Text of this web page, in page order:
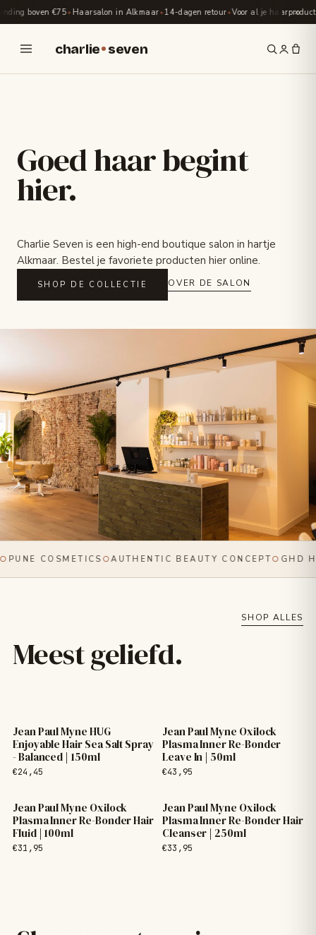
charlie seven
boven €75✦Haarsalon in Alkmaar✦14-dagen retour✦Voor al je ×
Goed haar begint
hier.
Charlie Seven is een high-end boutique salon in hartje
Alkmaar. Bestel je favoriete producten hier online.
SHOP DE COLLECTIE OVER DE SALON
PUNE COSMETICS ○AUTHENTIC BEAUTY CONCEPT○GHD
Meest geliefd.
SHOP ALLES
Jean Paul Myne HUG
Enjoyable Hair Sea Salt Spray
- Balanced | 150ml
€24,45
Jean Paul Myne Oxilock
Plasma Inner Re-Bonder
Leave In | 50ml
€43,95
Jean Paul Myne Oxilock
Plasma Inner Re-Bonder Hair
Fluid | 100ml
€31,95
Jean Paul Myne Oxilock
Plasma Inner Re-Bonder Hair
Cleanser | 250ml
€33,95